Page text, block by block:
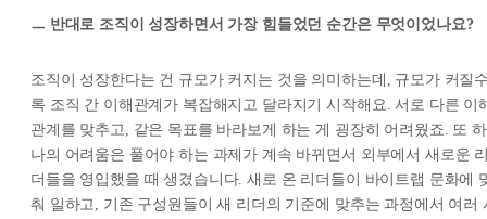
ㅡ 반대로 조직이 성장하면서 가장 힘들었던 순간은 무엇이었나요?
조직이 성장한다는 건 규모가 커지는 것을 의미하는데, 규모가 커질
록 조직 간 이해관계가 복잡해지고 달라지기 시작해요. 서로 다른 이
관계를 맞추고, 같은 목표를 바라보게 하는 게 굉장히 어려웠죠. 또 하
나의 어려움은 풀어야 하는 과제가 계속 바뀌면서 외부에서 새로운
더들을 영입했을 때 생겼습니다. 새로 온 리더들이 바이트랩 문화에
춰 일하고, 기존 구성원들이 새 리더의 기준에 맞추는 과정에서 여러